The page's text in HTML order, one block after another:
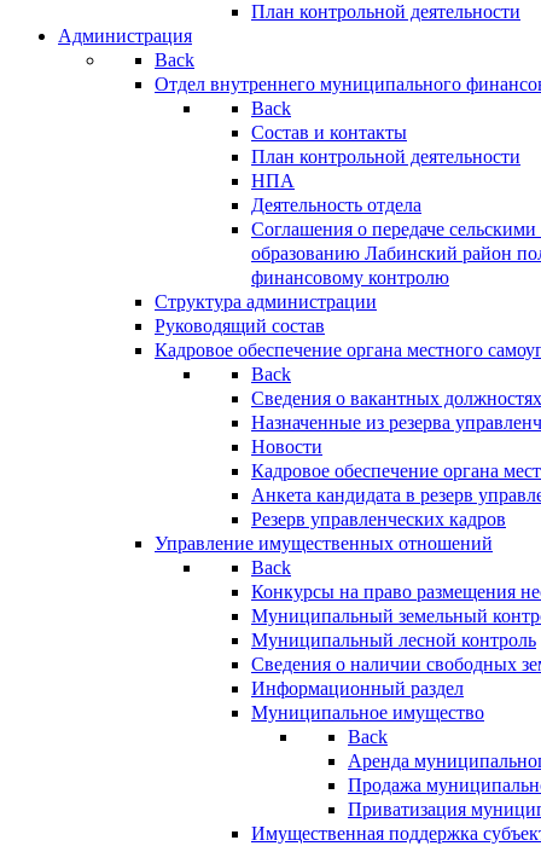
План контрольной деятельности
Администрация
Back
Отдел внутреннего муниципального
Back
Состав и контакты
План контрольной деятельности
НПА
Деятельность отдела
Соглашения о передаче
образованию Лабинский район
финансовому контролю
Структура администрации
Руководящий состав
Кадровое обеспечение органа местного
Back
Сведения о вакантных
Назначенные из резерва
Новости
Кадровое обеспечение органа
Анкета кандидата в резерв
Резерв управленческих кадров
Управление имущественных отношений
Back
Конкурсы на право размещения
Муниципальный земельный
Муниципальный лесной контроль
Сведения о наличии свободных
Информационный раздел
Муниципальное имущество
Back
Аренда
Продажа
Приватизация
Имущественная поддержка